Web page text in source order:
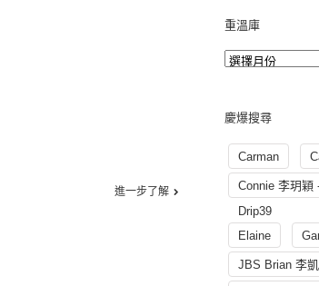
進一步了解
重溫庫
慶爆搜尋
Carman
Connie 李玥穎
Drip39
Elaine
JBS Brian 李